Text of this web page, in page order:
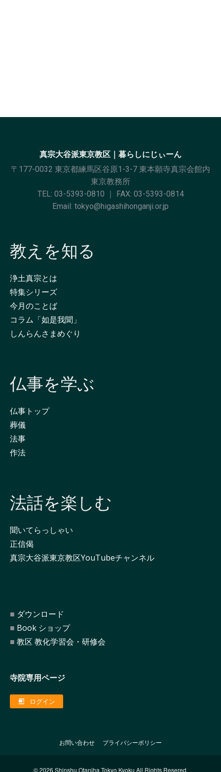
真宗大谷派東京教区｜暮らしにじぃーん
〒177-0032 東京都練馬区谷原1-3-7 東本願寺真宗会館内
東京教務所
TEL: 03-5393-0810 ｜ FAX: 03-5393-0814
Email: tokyo@higashihonganji.or.jp
教えを知る
浄土真宗とは
特集シリーズ
今月のことば
コラム「如是我聞」
しんらんさまめぐり
仏事を学ぶ
仏事トップ
葬儀
法事
作法
法話を楽しむ
聞いてらっしゃい
正信偈
真宗大谷派東京教区YouTubeチャンネル
ダウンロード
Book ショップ
教区 教化学習会・研修会
寺院専用ページ
ログイン
お問い合わせ プライバシーポリシー
© 2026 Shinshu Otaniha Tokyo Kyoku All Rights Resered.